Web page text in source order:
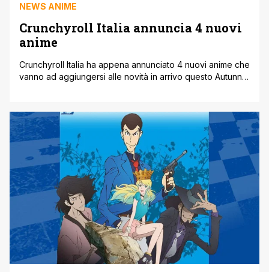
NEWS ANIME
Crunchyroll Italia annuncia 4 nuovi
anime
Crunchyroll Italia ha appena annunciato 4 nuovi anime che
vanno ad aggiungersi alle novità in arrivo questo Autunno.
Ancient Magus Bride (entrambi i manga escono per Star
Comics in Italia). I 4 nuovi anime in arrivo [']